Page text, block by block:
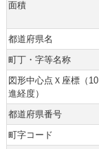
面積
都道府県名
町丁・字等名称
図形中心点Ｘ座標（10
進経度）
都道府県番号
町字コード